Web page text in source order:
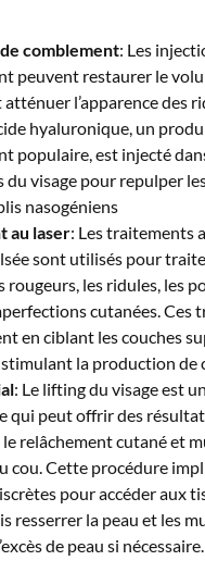
comblement: Les
peuvent restaurer le
atténuer l’apparence des
hyaluronique, un
populaire, est injecté
du visage pour repulper
nasogéniens
au laser: Les traitements
sont utilisés pour
rougeurs, les ridules, les
cutanées. Ces
en ciblant les couches
stimulant la production de
: Le lifting du visage est
qui peut offrir des
relâchement cutané et
cou. Cette procédure
pour accéder aux
resserrer la peau et les
de peau si nécessaire.